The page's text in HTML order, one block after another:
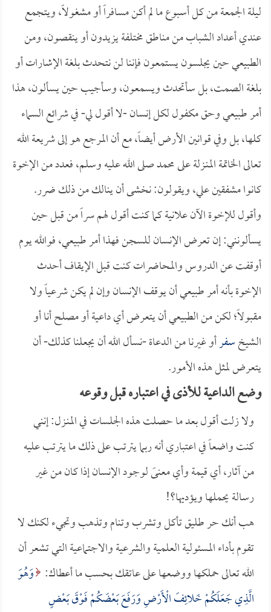
ليلة الجمعة من كل أسبوع ما لم أكن مسافراً أو مشغولاً، ويتجمع
عندي أعداد الشباب من مناطق مختلفة يزيدون أو ينقصون، ومن
الطبيعي حين يجلسون يستمعون فإننا لن نتحدث بلغة الإشارات أو
بلغة الصمت، بل سأتحدث ويسمعون، وسأجيب حين يسألون، هذا
أمر طبيعي وحق مكفول لكل إنسان -لا أقول لي- في شرائع السماء
كلها، بل وفي قوانين الأرض أيضاً، مع أن المرجع هو إلى شريعة الله
تعالى الخاتمة المنـزلة على محمد صلى الله عليه وسلم، فعدد من الإخوة
كانوا مشفقين علي، ويقولون: نخشى أن ينالك من ذلك ضرر.
وأقول للإخوة الآن علانية كما كنت أقول لهم سراً من قبل حين
يسألونني: إن تعرض الإنسان للسجن فهذا أمر طبيعي، فوالله يوم
أوقفت عن الدروس والمحاضرات كنت قبل الإيقاف أحدث
الإخوة بأنه أمر طبيعي أن يوقف الإنسان وإن لم يكن شرعياً ولا
مقبولاً؛ لكن من الطبيعي أن يتعرض أي داعية أو مصلح أنا أو
الشيخسفرأو غيرنا من الدعاة -نسأل الله أن يجعلنا كذلك- أن
يتعرض لمثل هذه الأمور.
وضع الداعية للأذى في اعتباره قبل وقوعه
ولا زلت أقول بعد ما حصلت هذه الجلسات في المنـزل: إنني
كنت واضعاً في اعتباري أنه ربما يترتب على ذلك ما يترتب عليه
من آثار، أي قيمة وأي معنىً لوجود الإنسان إذا كان من غير
رسالة يحملها ويؤديها؟!
هب أنك حر طليق تأكل وتشرب وتنام وتذهب وتجيء لكنك لا
تقوم بأداء المسئولية العلمية والشرعية والاجتماعية التي تشعر أن
الله تعالى حملكها ووضعها على عاتقك بحسب ما أعطاك: وَهُوَ
الَّذِي جَعَلَكُمْ خَلائِفَ الْأَرْضِ وَرَفَعَ بَعْضَكُمْ فَوْقَ بَعْضٍ